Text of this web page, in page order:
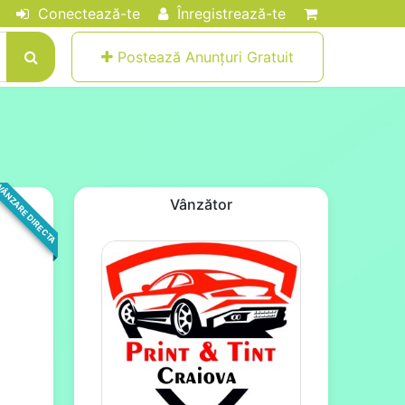
Conectează-te Înregistrează-te
Postează Anunțuri Gratuit
DIRECTA Vânzător